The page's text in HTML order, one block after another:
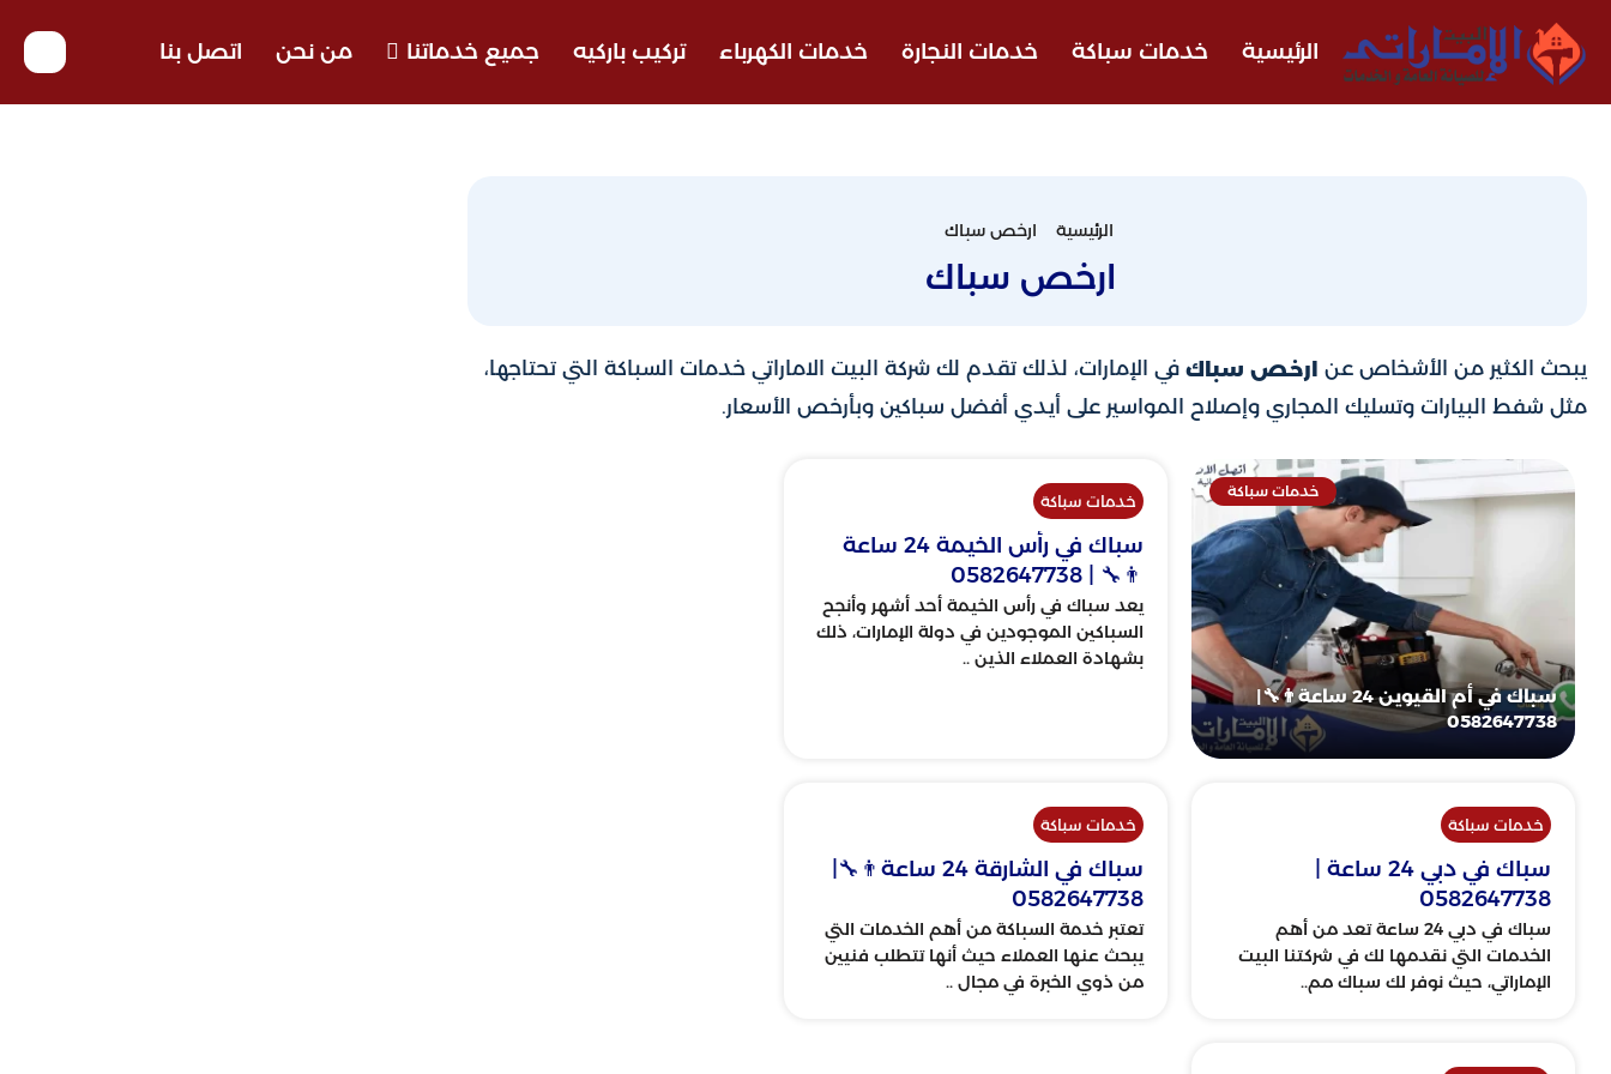
الرئيسية خدمات سباكة خدمات النجارة خدمات الكهرباء تركيب باركيه جميع خدماتنا من نحن اتصل بنا
الرئيسية ارخص سباك
ارخص سباك
يبحث الكثير من الأشخاص عن ارخص سباك في الإمارات، لذلك تقدم لك شركة البيت الاماراتي خدمات السباكة التي تحتاجها،
مثل شفط البيارات وتسليك المجاري وإصلاح المواسير على أيدي أفضل سباكين وبأرخص الأسعار.
خدمات سباكة
سباك في أم القيوين 24 ساعة👨‍🔧|
0582647738
خدمات سباكة
سباك في رأس الخيمة 24 ساعة
👨‍🔧 | 0582647738
يعد سباك في رأس الخيمة أحد أشهر وأنجح
السباكين الموجودين في دولة الإمارات، ذلك
بشهادة العملاء الذين ..
خدمات سباكة
سباك في دبي 24 ساعة |
0582647738
سباك في دبي 24 ساعة تعد من أهم
الخدمات التي نقدمها لك في شركتنا البيت
الإماراتي، حيث نوفر لك سباك مم..
خدمات سباكة
سباك في الشارقة 24 ساعة👨‍🔧|
0582647738
تعتبر خدمة السباكة من أهم الخدمات التي
يبحث عنها العملاء حيث أنها تتطلب فنيين
من ذوي الخبرة في مجال ..